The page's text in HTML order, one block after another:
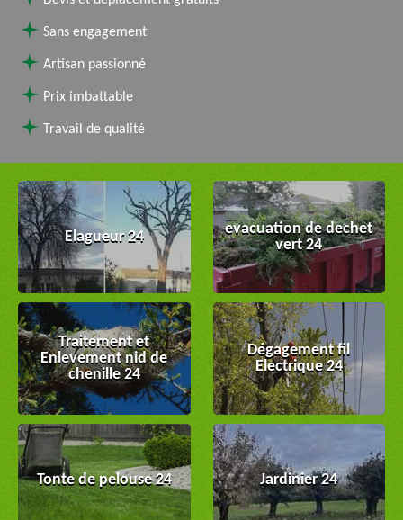
Sans engagement
Artisan passionné
Prix imbattable
Travail de qualité
Elagueur 24
evacuation de dechet
vert 24
Traitement et
Enlevement nid de
chenille 24
Dégagement fil
Electrique 24
Tonte de pelouse 24 Jardinier 24